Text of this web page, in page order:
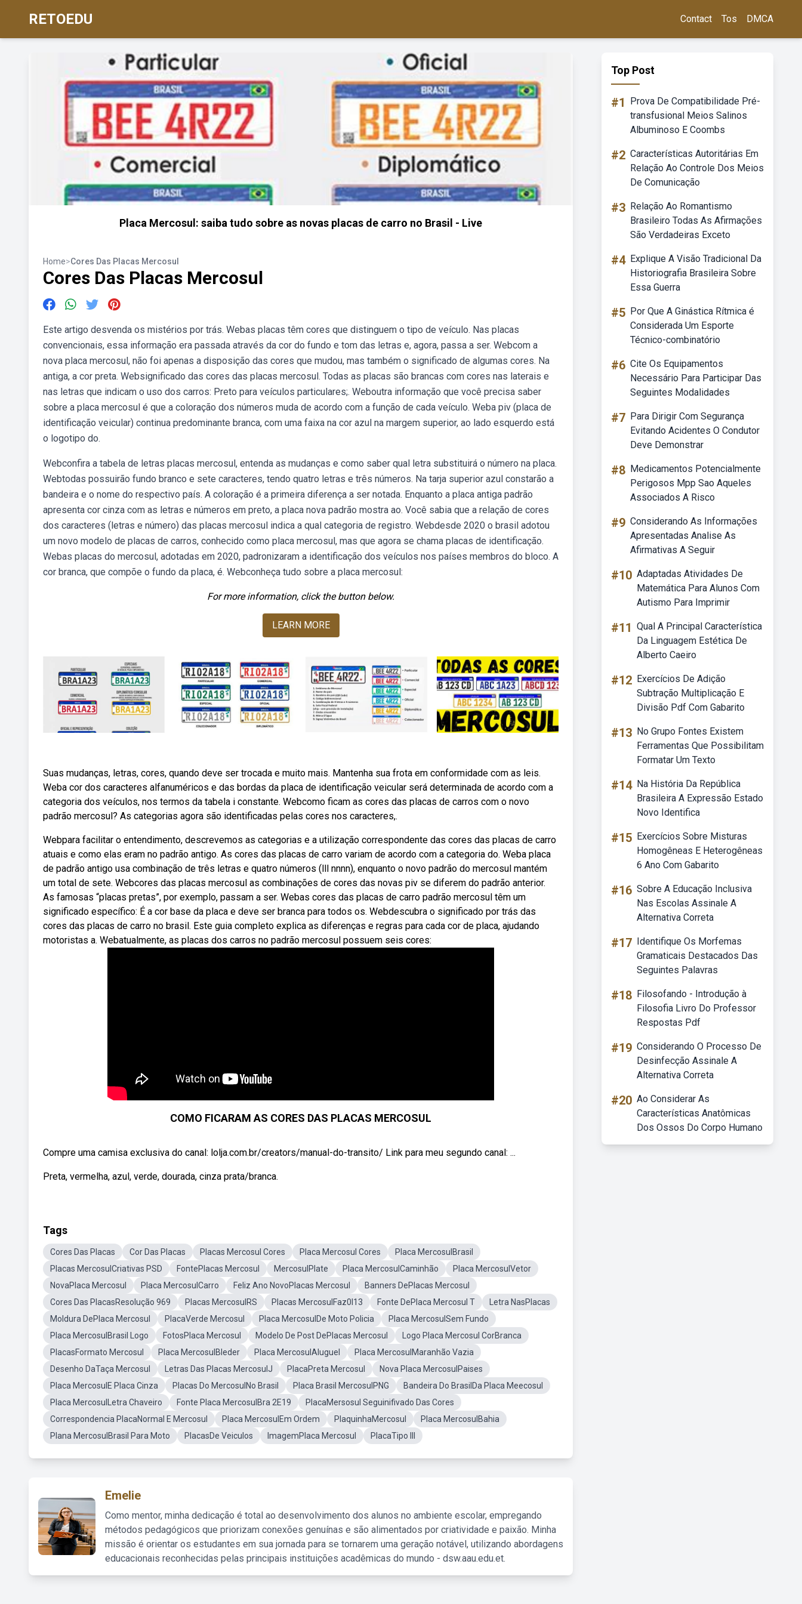
RETOEDU Contact Tos DMCA
Placa Mercosul: saiba tudo sobre as novas placas de carro no Brasil - Live
Home>Cores Das Placas Mercosul
Cores Das Placas Mercosul
Este artigo desvenda os mistérios por trás. Webas placas têm cores que distinguem o tipo de veículo. Nas placas
convencionais, essa informação era passada através da cor do fundo e tom das letras e, agora, passa a ser. Webcom a
nova placa mercosul, não foi apenas a disposição das cores que mudou, mas também o significado de algumas cores. Na
antiga, a cor preta. Websignificado das cores das placas mercosul. Todas as placas são brancas com cores nas laterais e
nas letras que indicam o uso dos carros: Preto para veículos particulares;. Weboutra informação que você precisa saber
sobre a placa mercosul é que a coloração dos números muda de acordo com a função de cada veículo. Weba piv (placa de
identificação veicular) continua predominante branca, com uma faixa na cor azul na margem superior, ao lado esquerdo está
o logotipo do.
Webconfira a tabela de letras placas mercosul, entenda as mudanças e como saber qual letra substituirá o número na placa.
Webtodas possuirão fundo branco e sete caracteres, tendo quatro letras e três números. Na tarja superior azul constarão a
bandeira e o nome do respectivo país. A coloração é a primeira diferença a ser notada. Enquanto a placa antiga padrão
apresenta cor cinza com as letras e números em preto, a placa nova padrão mostra ao. Você sabia que a relação de cores
dos caracteres (letras e número) das placas mercosul indica a qual categoria de registro. Webdesde 2020 o brasil adotou
um novo modelo de placas de carros, conhecido como placa mercosul, mas que agora se chama placas de identificação.
Webas placas do mercosul, adotadas em 2020, padronizaram a identificação dos veículos nos países membros do bloco. A
cor branca, que compõe o fundo da placa, é. Webconheça tudo sobre a placa mercosul:
For more information, click the button below.
LEARN MORE
Suas mudanças, letras, cores, quando deve ser trocada e muito mais. Mantenha sua frota em conformidade com as leis.
Weba cor dos caracteres alfanuméricos e das bordas da placa de identificação veicular será determinada de acordo com a
categoria dos veículos, nos termos da tabela i constante. Webcomo ficam as cores das placas de carros com o novo
padrão mercosul? As categorias agora são identificadas pelas cores nos caracteres,.
Webpara facilitar o entendimento, descrevemos as categorias e a utilização correspondente das cores das placas de carro
atuais e como elas eram no padrão antigo. As cores das placas de carro variam de acordo com a categoria do. Weba placa
de padrão antigo usa combinação de três letras e quatro números (lll nnnn), enquanto o novo padrão do mercosul mantém
um total de sete. Webcores das placas mercosul as combinações de cores das novas piv se diferem do padrão anterior.
As famosas “placas pretas”, por exemplo, passam a ser. Webas cores das placas de carro padrão mercosul têm um
significado específico: É a cor base da placa e deve ser branca para todos os. Webdescubra o significado por trás das
cores das placas de carro no brasil. Este guia completo explica as diferenças e regras para cada cor de placa, ajudando
motoristas a. Webatualmente, as placas dos carros no padrão mercosul possuem seis cores:
COMO FICARAM AS CORES DAS PLACAS MERCOSUL
Compre uma camisa exclusiva do canal: lolja.com.br/creators/manual-do-transito/ Link para meu segundo canal: ...
Preta, vermelha, azul, verde, dourada, cinza prata/branca.
Tags
Cores Das Placas Cor Das Placas Placas Mercosul Cores Placa Mercosul Cores
Placa MercosulBrasil
Placas MercosulCriativas PSD
FontePlacas Mercosul MercosulPlate Placa MercosulCaminhão
Placa MercosulVetor
NovaPlaca Mercosul
Placa MercosulCarro Feliz Ano NovoPlacas Mercosul
Banners DePlacas Mercosul
Cores Das PlacasResolução 969
Placas MercosulRS Placas MercosulFaz0l13 Fonte DePlaca Mercosul T
Letra NasPlacas
Moldura DePlaca Mercosul
PlacaVerde Mercosul Placa MercosulDe Moto Policia
Placa MercosulSem Fundo
Placa MercosulBrasil Logo
FotosPlaca Mercosul Modelo De Post DePlacas Mercosul
Logo Placa Mercosul CorBranca
PlacasFormato Mercosul
Placa MercosulBleder Placa MercosulAluguel
Placa MercosulMaranhão Vazia
Desenho DaTaça Mercosul
Letras Das Placas MercosulJ PlacaPreta Mercosul
Nova Placa MercosulPaises
Placa MercosulE Placa Cinza
Placas Do MercosulNo Brasil Placa Brasil MercosulPNG
Bandeira Do BrasilDa Placa Meecosul
Placa MercosulLetra Chaveiro
Fonte Placa MercosulBra 2E19
PlacaMersosul Seguinifivado Das Cores
Correspondencia PlacaNormal E Mercosul
Placa MercosulEm Ordem PlaquinhaMercosul
Placa MercosulBahia
Plana MercosulBrasil Para Moto
PlacasDe Veiculos ImagemPlaca Mercosul PlacaTipo III
Emelie
Como mentor, minha dedicação é total ao desenvolvimento dos alunos no ambiente escolar, empregando
métodos pedagógicos que priorizam conexões genuínas e são alimentados por criatividade e paixão. Minha
missão é orientar os estudantes em sua jornada para se tornarem uma geração notável, utilizando abordagens
educacionais reconhecidas pelas principais instituições acadêmicas do mundo - dsw.aau.edu.et.
Top Post
#1
Prova De Compatibilidade Pré-
transfusional Meios Salinos
Albuminoso E Coombs
#2 Características Autoritárias Em
Relação Ao Controle Dos Meios
De Comunicação
#3 Relação Ao Romantismo
Brasileiro Todas As Afirmações
São Verdadeiras Exceto
#4 Explique A Visão Tradicional Da
Historiografia Brasileira Sobre
Essa Guerra
#5 Por Que A Ginástica Rítmica é
Considerada Um Esporte
Técnico-combinatório
#6 Cite Os Equipamentos
Necessário Para Participar Das
Seguintes Modalidades
#7 Para Dirigir Com Segurança
Evitando Acidentes O Condutor
Deve Demonstrar
#8 Medicamentos Potencialmente
Perigosos Mpp Sao Aqueles
Associados A Risco
#9 Considerando As Informações
Apresentadas Analise As
Afirmativas A Seguir
#10 Adaptadas Atividades De
Matemática Para Alunos Com
Autismo Para Imprimir
#11 Qual A Principal Característica
Da Linguagem Estética De
Alberto Caeiro
#12 Exercícios De Adição
Subtração Multiplicação E
Divisão Pdf Com Gabarito
#13 No Grupo Fontes Existem
Ferramentas Que Possibilitam
Formatar Um Texto
#14 Na História Da República
Brasileira A Expressão Estado
Novo Identifica
#15 Exercícios Sobre Misturas
Homogêneas E Heterogêneas
6 Ano Com Gabarito
#16 Sobre A Educação Inclusiva
Nas Escolas Assinale A
Alternativa Correta
#17 Identifique Os Morfemas
Gramaticais Destacados Das
Seguintes Palavras
#18 Filosofando - Introdução à
Filosofia Livro Do Professor
Respostas Pdf
#19 Considerando O Processo De
Desinfecção Assinale A
Alternativa Correta
#20 Ao Considerar As
Características Anatômicas
Dos Ossos Do Corpo Humano